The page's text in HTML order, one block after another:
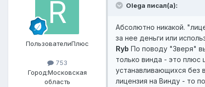
ПользователиПлюс
753
Город:Московская
область
Olega писал(а):
Абсолютно никакой.
за нее деньги или
Ryb По поводу "Зверя"
только винда - это плюс
устанавливающихся без
лицензия на Винду - то